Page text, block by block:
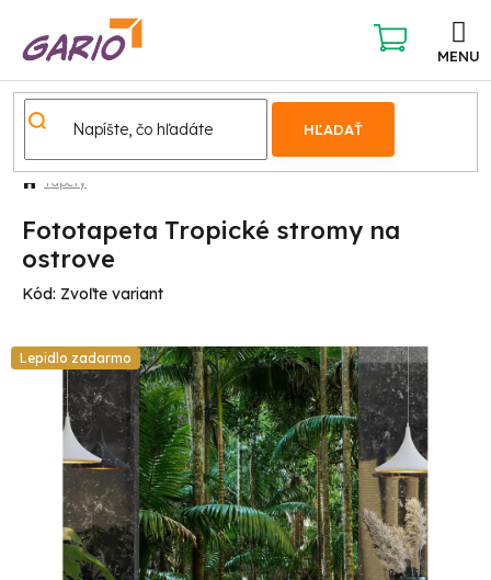
obsah
HĽADAŤ
NÁKUPNÝ
KOŠÍK
Tapety
Fototapeta Tropické stromy na
ostrove
Kód: Zvoľte variant
Lepidlo zadarmo